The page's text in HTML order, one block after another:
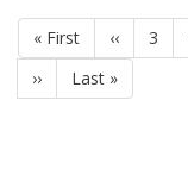
Pagination
First
page
« First
Previous
page
‹‹ Page
3
Next
page
››
Last
page
Last »